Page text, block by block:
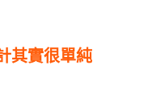
其實很單純